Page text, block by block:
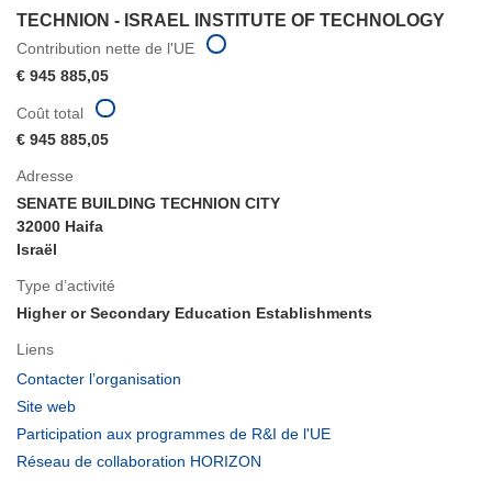
TECHNION - ISRAEL INSTITUTE OF TECHNOLOGY
Contribution nette de l'UE
€ 945 885,05
Adresse
SENATE BUILDING TECHNION CITY
32000 Haifa
Israël
Type d’activité
Higher or Secondary Education Establishments
Liens
Contacter l’organisation
fenêtre)
Site web
dans
une
Participation aux programmes de R&I de l'UE
Réseau de collaboration HORIZON
Coût total
€ 945 885,05